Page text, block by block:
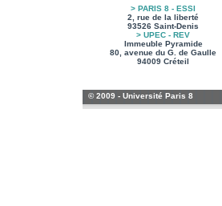
> PARIS 8 - ESSI
2, rue de la liberté
93526 Saint-Denis
> UPEC - REV
Immeuble Pyramide
80, avenue du G. de Gaulle
94009 Créteil
© 2009 - Université Paris 8